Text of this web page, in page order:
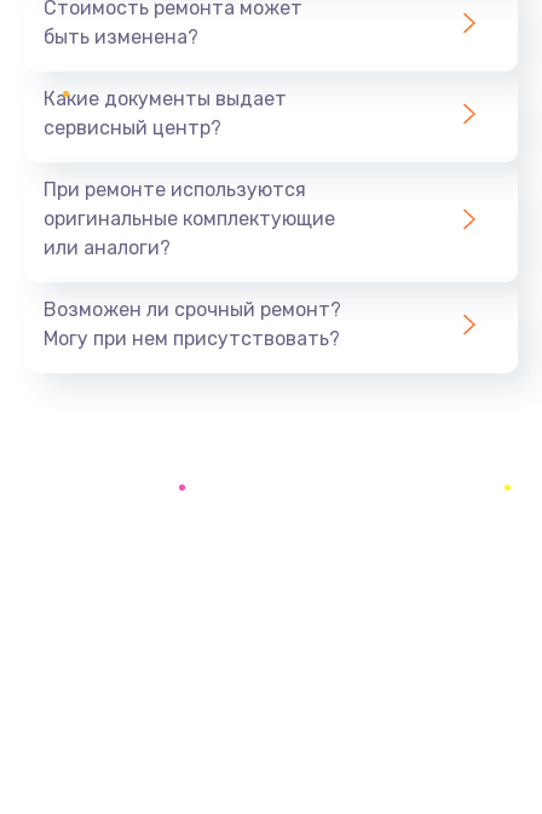
Ремонт южного моста
Замена батарейки BIOS
Заказать
Стоимость ремонта может
быть изменена?
Какие документы выдает
сервисный центр?
При ремонте используются
оригинальные комплектующие
или аналоги?
Возможен ли срочный ремонт?
Могу при нем присутствовать?